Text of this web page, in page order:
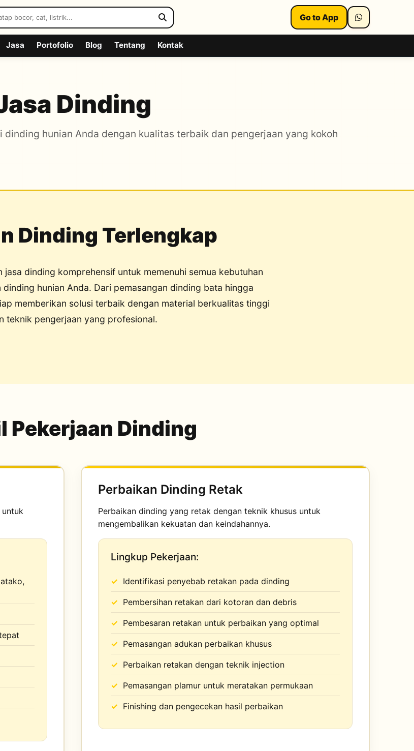
Go to App
Jasa Portofolio Blog Tentang Kontak
Dinding
hunian Anda dengan kualitas terbaik dan pengerjaan yang kokoh
Dinding Terlengkap
jasa dinding komprehensif untuk memenuhi semua kebutuhan
hunian Anda. Dari pemasangan dinding bata hingga
memberikan solusi terbaik dengan material berkualitas tinggi
teknik pengerjaan yang profesional.
Pekerjaan Dinding
untuk
Perbaikan Dinding Retak
Perbaikan dinding yang retak dengan teknik khusus untuk
mengembalikan kekuatan dan keindahannya.
Lingkup Pekerjaan:
Identifikasi penyebab retakan pada dinding
Pembersihan retakan dari kotoran dan debris
Pembesaran retakan untuk perbaikan yang optimal
Pemasangan adukan perbaikan khusus
Perbaikan retakan dengan teknik injection
Pemasangan plamur untuk meratakan permukaan
Finishing dan pengecekan hasil perbaikan